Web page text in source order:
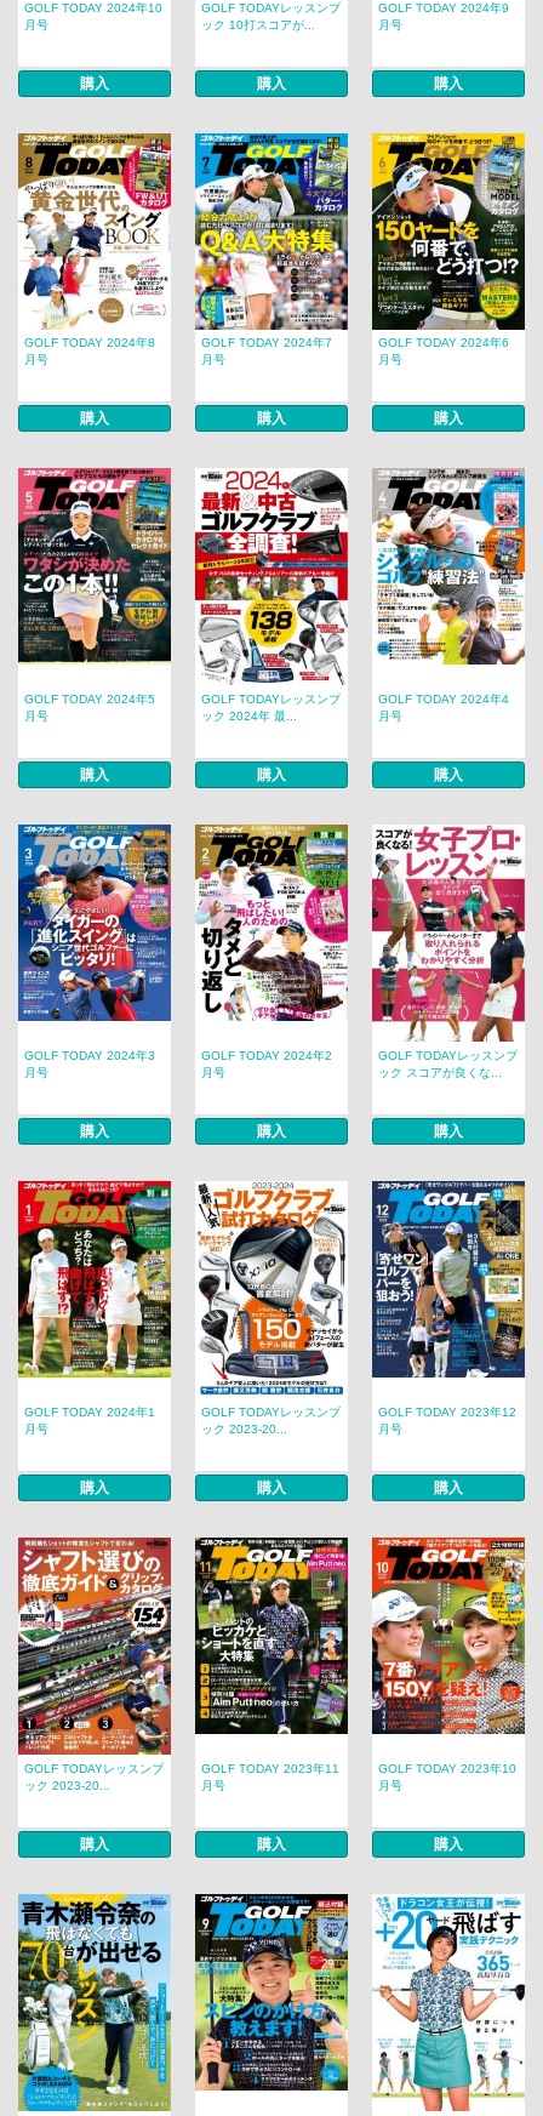
GOLF TODAY 2024年10
月号
購入
GOLF TODAYレッスンブ
ック 10打スコアが...
購入
GOLF TODAY 2024年9
月号
購入
GOLF TODAY 2024年8
月号
購入
GOLF TODAY 2024年7
月号
購入
GOLF TODAY 2024年6
月号
購入
GOLF TODAY 2024年5
月号
購入
GOLF TODAYレッスンブ
ック 2024年 最...
購入
GOLF TODAY 2024年4
月号
購入
GOLF TODAY 2024年3
月号
購入
GOLF TODAY 2024年2
月号
購入
GOLF TODAYレッスンブ
ック スコアが良くな...
購入
GOLF TODAY 2024年1
月号
購入
GOLF TODAYレッスンブ
ック 2023-20...
購入
GOLF TODAY 2023年12
月号
購入
GOLF TODAYレッスンブ
ック 2023-20...
購入
GOLF TODAY 2023年11
月号
購入
GOLF TODAY 2023年10
月号
購入